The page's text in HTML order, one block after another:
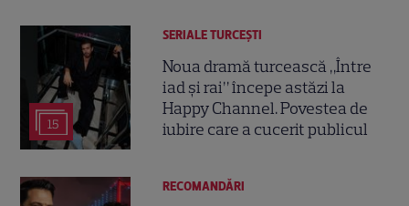
15
SERIALE TURCEŞTI
Noua dramă turcească „Între
iad și rai” începe astăzi la
Happy Channel. Povestea de
iubire care a cucerit publicul
RECOMANDĂRI